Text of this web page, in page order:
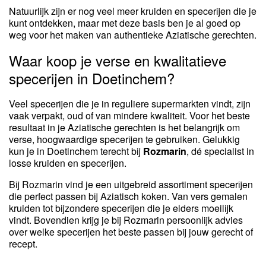
Natuurlijk zijn er nog veel meer kruiden en specerijen die je
kunt ontdekken, maar met deze basis ben je al goed op
weg voor het maken van authentieke Aziatische gerechten.
Waar koop je verse en kwalitatieve
specerijen in Doetinchem?
Veel specerijen die je in reguliere supermarkten vindt, zijn
vaak verpakt, oud of van mindere kwaliteit. Voor het beste
resultaat in je Aziatische gerechten is het belangrijk om
verse, hoogwaardige specerijen te gebruiken. Gelukkig
kun je in Doetinchem terecht bij Rozmarin, dé specialist in
losse kruiden en specerijen.
Bij Rozmarin vind je een uitgebreid assortiment specerijen
die perfect passen bij Aziatisch koken. Van vers gemalen
kruiden tot bijzondere specerijen die je elders moeilijk
vindt. Bovendien krijg je bij Rozmarin persoonlijk advies
over welke specerijen het beste passen bij jouw gerecht of
recept.